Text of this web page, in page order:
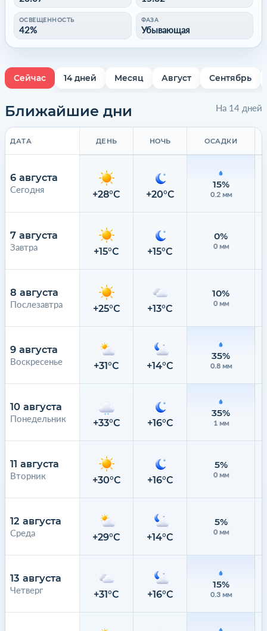
ОСВЕЩЕННОСТЬ
42%
ФАЗА
Убывающая
Сейчас 14 дней Месяц Август Сентябрь
Ближайшие дни На 14 дней
ДАТА
6 августа
Сегодня
7 августа
Завтра
8 августа
Послезавтра
9 августа
Воскресенье
10 августа
Понедельник
11 августа
Вторник
12 августа
Среда
13 августа
Четверг
ДЕНЬ НОЧЬ ОСАДКИ
+28°C +20°C
15%
0.2 мм
+15°C +15°C
0%
0 мм
+25°C +13°C
10%
0 мм
+31°C +14°C
35%
0.8 мм
+33°C +16°C
35%
1 мм
+30°C +16°C
5%
0 мм
+29°C +14°C
5%
0 мм
+31°C +16°C
15%
0.3 мм